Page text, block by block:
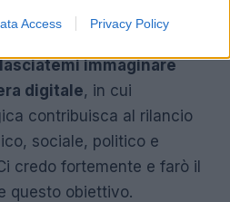
Access Privacy Policy
immaginare
digitale, in cui
contribuisca al rilancio
sociale, politico e
credo fortemente e farò il
questo obiettivo.